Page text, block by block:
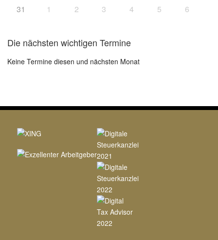
31 1 2 3 4 5 6
Die nächsten wichtigen Termine
Keine Termine diesen und nächsten Monat